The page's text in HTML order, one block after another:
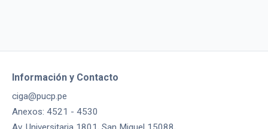
Información y Contacto
ciga@pucp.pe
Anexos: 4521 - 4530